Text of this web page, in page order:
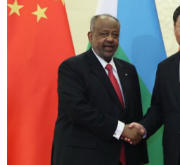
中日対訳